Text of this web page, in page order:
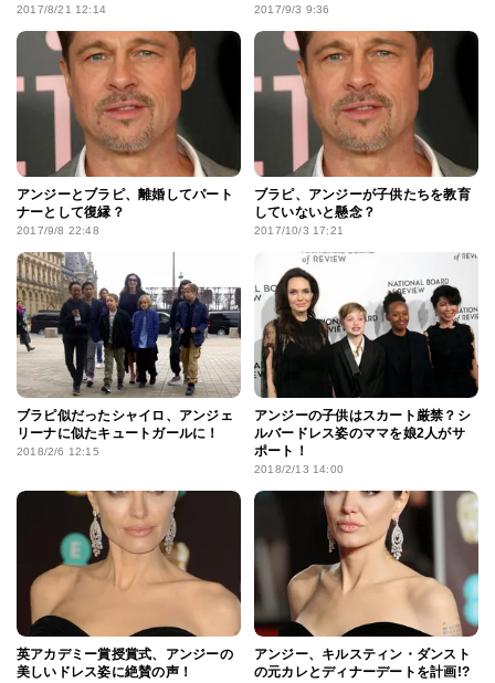
2017/8/21 12:14 2017/9/3 9:36
アンジーとブラピ、離婚してパート
ナーとして復縁？
2017/9/8 22:48
ブラピ、アンジーが子供たちを教育
していないと懸念？
2017/10/3 17:21
ブラピ似だったシャイロ、アンジェ
リーナに似たキュートガールに！
2018/2/6 12:15
アンジーの子供はスカート厳禁？シ
ルバードレス姿のママを娘2人がサ
ポート！
2018/2/13 14:00
英アカデミー賞授賞式、アンジーの
美しいドレス姿に絶賛の声！
アンジー、キルスティン・ダンスト
の元カレとディナーデートを計画!?